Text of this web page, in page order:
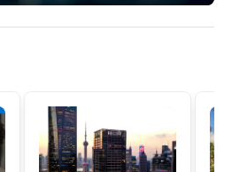
each experience with
engaging information
meeting events,
team building. All-Inclusive Group
Dining When meeting